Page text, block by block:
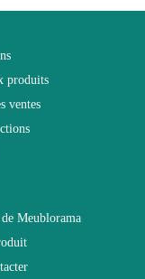
un avis
produits
ventes
Meublorama